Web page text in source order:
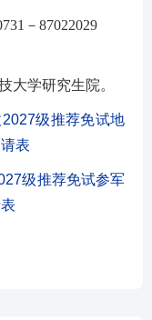
－ 87022029
大学研究生院。
级推荐免试地
表
级推荐免试参军